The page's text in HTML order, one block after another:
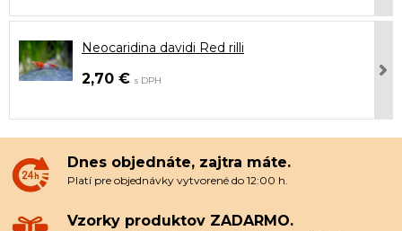
Neocaridina davidi Red rilli
2,70 € s DPH
Dnes objednáte, zajtra máte.
Platí pre objednávky vytvorené do 12:00 h.
Vzorky produktov ZADARMO.